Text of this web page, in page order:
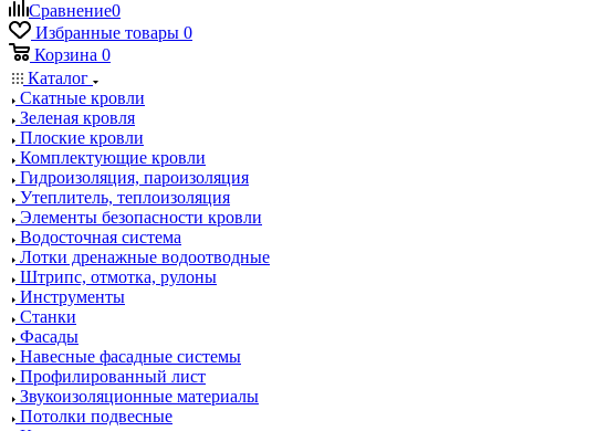
Сравнение0
Избранные товары 0
Корзина 0
Каталог
Скатные кровли
Зеленая кровля
Плоские кровли
Комплектующие кровли
Гидроизоляция, пароизоляция
Утеплитель, теплоизоляция
Элементы безопасности кровли
Водосточная система
Лотки дренажные водоотводные
Штрипс, отмотка, рулоны
Инструменты
Станки
Фасады
Навесные фасадные системы
Профилированный лист
Звукоизоляционные материалы
Потолки подвесные